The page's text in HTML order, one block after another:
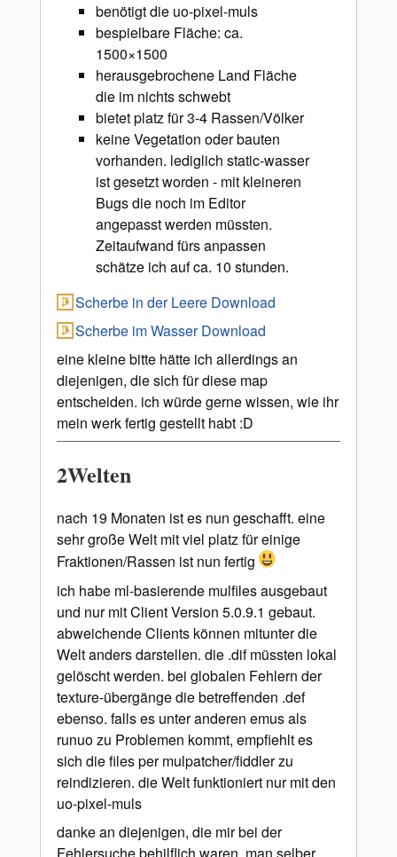
benötigt die uo-pixel-muls
bespielbare Fläche: ca.
1500×1500
herausgebrochene Land Fläche
die im nichts schwebt
bietet platz für 3-4 Rassen/Völker
keine Vegetation oder bauten
vorhanden. lediglich static-wasser
ist gesetzt worden - mit kleineren
Bugs die noch im Editor
angepasst werden müssten.
Zeitaufwand fürs anpassen
schätze ich auf ca. 10 stunden.
Scherbe in der Leere Download
Scherbe im Wasser Download
eine kleine bitte hätte ich allerdings an
diejenigen, die sich für diese map
entscheiden. ich würde gerne wissen, wie ihr
mein werk fertig gestellt habt :D
2Welten
nach 19 Monaten ist es nun geschafft. eine
sehr große Welt mit viel platz für einige
Fraktionen/Rassen ist nun fertig
ich habe ml-basierende mulfiles ausgebaut
und nur mit Client Version 5.0.9.1 gebaut.
abweichende Clients können mitunter die
Welt anders darstellen. die .dif müssten lokal
gelöscht werden. bei globalen Fehlern der
texture-übergänge die betreffenden .def
ebenso. falls es unter anderen emus als
runuo zu Problemen kommt, empfiehlt es
sich die files per mulpatcher/fiddler zu
reindizieren. die Welt funktioniert nur mit den
uo-pixel-muls
danke an diejenigen, die mir bei der
Fehlersuche behilflich waren. man selber